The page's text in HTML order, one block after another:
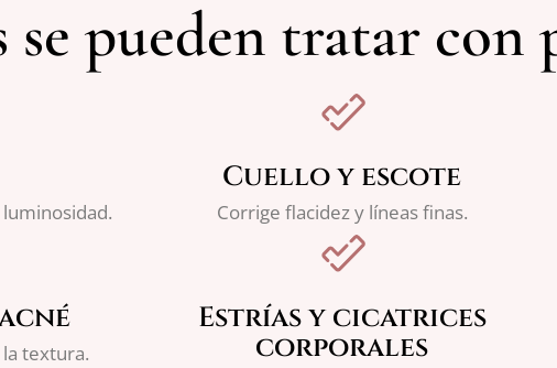
se pueden tratar
Cuello y escote
Corrige flacidez y líneas finas.
textura.
Estrías y cicatrices
corporales